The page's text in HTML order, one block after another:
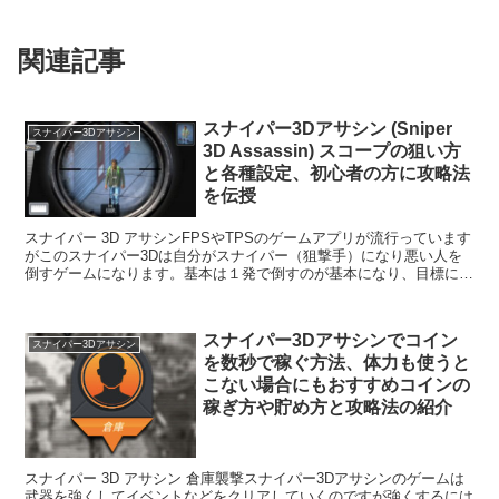
関連記事
スナイパー3Dアサシン
スナイパー3Dアサシン (Sniper
3D Assassin) スコープの狙い方
と各種設定、初心者の方に攻略法
を伝授
スナイパー 3D アサシンFPSやTPSのゲームアプリが流行っています
がこのスナイパー3Dは自分がスナイパー（狙撃手）になり悪い人を
倒すゲームになります。基本は１発で倒すのが基本になり、目標にな
スナイパー3Dアサシン
スナイパー3Dアサシンでコイン
を数秒で稼ぐ方法、体力も使うと
こない場合にもおすすめコインの
稼ぎ方や貯め方と攻略法の紹介
スナイパー 3D アサシン 倉庫襲撃スナイパー3Dアサシンのゲームは